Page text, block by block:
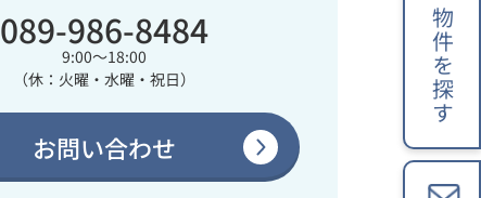
089-986-8484
9:00～18:00
（休：火曜・水曜・祝日）
お問い合わせ
物件を探す